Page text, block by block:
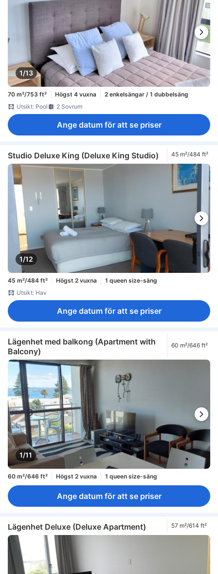
1/13
70 m²/753 ft² Högst 4 vuxna
2 enkelsängar / 1 dubbelsäng
Utsikt: Pool
2 Sovrum
Ange datum för att se priser
Studio Deluxe King (Deluxe King Studio) 45 m²/484 ft²
1/12
45 m²/484 ft² Högst 2 vuxna
1 queen size-säng
Utsikt: Hav
Ange datum för att se priser
Lägenhet med balkong (Apartment with
Balcony)
60 m²/646 ft²
1/11
60 m²/646 ft² Högst 2 vuxna 1 queen size-säng
Ange datum för att se priser
Lägenhet Deluxe (Deluxe Apartment) 57 m²/614 ft²